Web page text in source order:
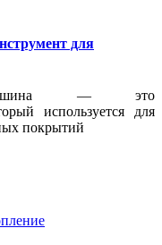
для
машина — это
используется для
покрытий